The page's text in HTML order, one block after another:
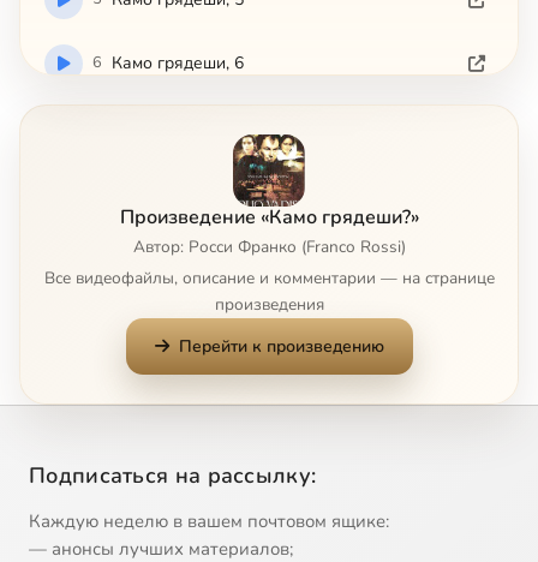
6 Камо грядеши, 6
Произведение «Камо грядеши?»
Автор: Росси Франко (Franco Rossi)
Все видеофайлы, описание и комментарии — на странице
произведения
Перейти к произведению
Подписаться на рассылку:
Каждую неделю в вашем почтовом ящике:
— анонсы лучших материалов;